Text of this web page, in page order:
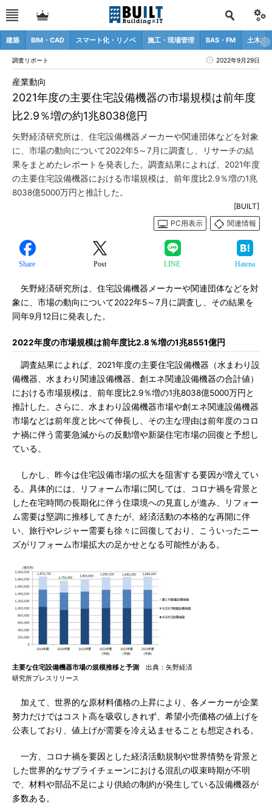
建築 BIM・CAD スマート化・リノベ 施工・現場管理 BAS・FM 土木
調査リポート 2022年9月29日
2021年度の主要住宅設備機器の市場規模は前年度
比2.9％増の約1兆8038億円
産業動向
矢野経済研究所は、住宅設備機器メーカーや関連団体などを対象
に、市場の動向について2022年5～7月に調査し、リサーチの結
果をまとめたレポートを発表した。調査結果によれば、2021年度
の主要住宅設備機器における市場規模は、前年度比2.9％増の1兆
8038億5000万円と推計した。
[BUILT]
PC用表示
関連情報
Share Post LINE Hatena
矢野経済研究所は、住宅設備機器メーカーや関連団体などを対
象に、市場の動向について2022年5～7月に調査し、その結果を
同年9月12日に発表した。
2022年度の市場規模は前年度比2.8％増の1兆8551億円
調査結果によれば、2021年度の主要住宅設備機器（水まわり設
備機器、水まわり関連設備機器、創エネ関連設備機器の合計値）
における市場規模は、前年度比2.9％増の1兆8038億5000万円と
推計した。さらに、水まわり設備機器市場や創エネ関連設備機器
市場などは前年度と比べて伸長し、その主な理由は前年度のコロ
ナ禍に伴う需要急減からの反動増や新築住宅市場の回復と予想し
ている。
しかし、昨今は住宅設備市場の拡大を阻害する要因が増えてい
る。具体的には、リフォーム市場に関しては、コロナ禍を背景と
した在宅時間の長期化に伴う住環境への見直しが進み、リフォー
ム需要は堅調に推移してきたが、経済活動の本格的な再開に伴
い、旅行やレジャー需要も徐々に回復しており、こういったニー
ズがリフォーム市場拡大の足かせとなる可能性がある。
主要な住宅設備機器市場の規模推移と予測
出典：矢野経済
研究所プレスリリース
加えて、世界的な原材料価格の上昇により、各メーカーが企業
努力だけではコスト高を吸収しきれず、希望小売価格の値上げを
公表しており、値上げが需要を冷え込ませることも想定される。
一方、コロナ禍を要因とした経済活動規制や世界情勢を背景と
した世界的なサプライチェーンにおける混乱の収束時期が不明
で、材料や部品不足により供給の制約が発生している設備機器が
多数ある。